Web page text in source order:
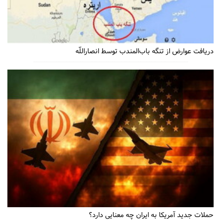
دریافت عوارض از تنگه باب‌المندب توسط انصاراللّه
حملات جدید آمریکا به ایران چه معنایی دارد؟